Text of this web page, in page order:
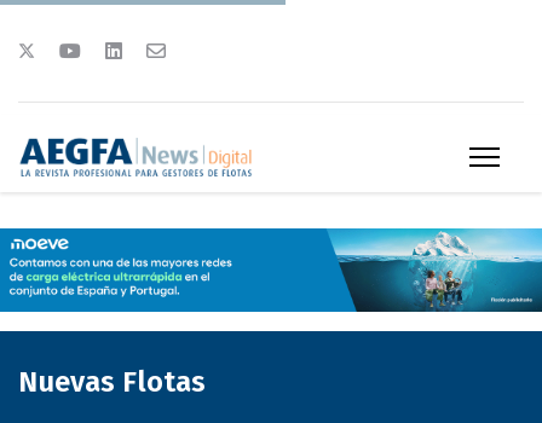
Nuevas Flotas